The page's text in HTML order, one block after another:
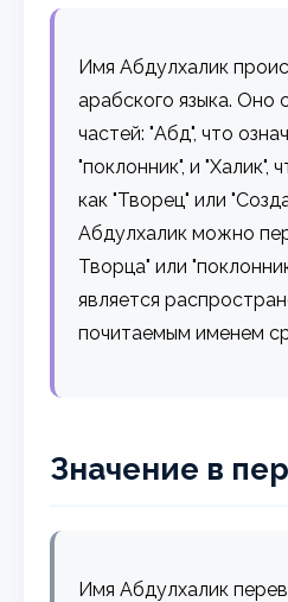
Имя Абдулхалик
арабского языка. Оно
частей: "Абд", что
"поклонник", и "Халик",
как "Творец" или
Абдулхалик можно
Творца" или
является
почитаемым именем
Значение в
Имя Абдулхалик